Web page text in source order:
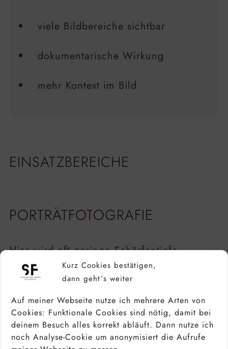
Kurz Cookies bestätigen,
dann geht´s weiter
Auf meiner Webseite nutze ich mehrere Arten von
Cookies: Funktionale Cookies sind nötig, damit bei
deinem Besuch alles korrekt abläuft. Dann nutze ich
noch Analyse-Cookie um anonymisiert die Aufrufe
viele Bildbereiche sichtbar
dokumentarische Wirkung
mehr Kontext im Bild
EINSATZBEREICHE
PORTRÄTFOTOGRAFIE
Hier wird oft geringe Schärfentiefe
genutzt, um das Gesicht vom Hintergrund
zu trennen.